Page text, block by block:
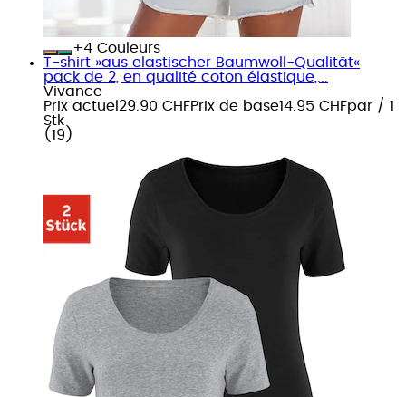
+
Couleurs
T-shirt »aus elastischer Baumwoll-Qualität«
pack de 2, en qualité coton élastique,...
Vivance
Prix actuel 29.90 CHFPrix de base14.95 CHFpar / 1
Stk
( 19 )